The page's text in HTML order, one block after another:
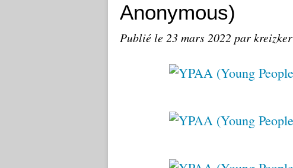
Anonymous)
Publié le 23 mars 2022 par kreizker